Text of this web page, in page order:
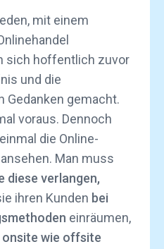
mit einem
sich hoffentlich zuvor
und die
gemacht.
voraus. Dennoch
die Online-
Man muss
diese verlangen,
ihren Kunden bei
einräumen,
wie offsite